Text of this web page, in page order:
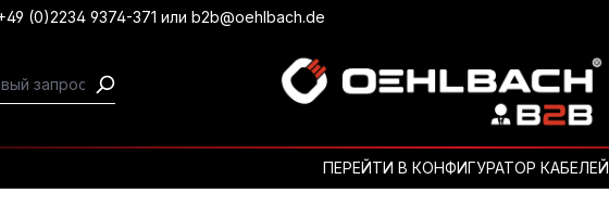
(0)2234 9374-371 или b2b@oehlbach.de
ПЕРЕЙТИ В КОНФИГУРАТОР КАБЕЛЕЙ